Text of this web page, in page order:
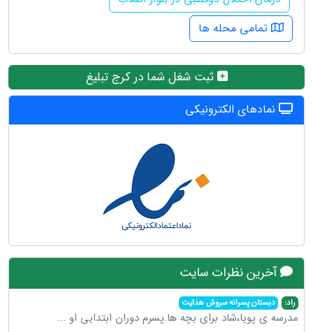
تمامی محله ها
ثبت شغل شما در کرج تبلیغ
نمادهای الکترونیکی
آخرین نظرات سایت
راد: دبستان پسرانه سروش هدایت
مدرسه ی پویا،شاد برای بچه ها.پسرم دوران ابتدایی او ...